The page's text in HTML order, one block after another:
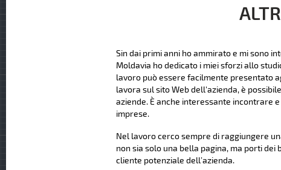
Sin dai primi anni ho ammirato e mi sono
Moldavia ho dedicato i miei sforzi allo
lavoro può essere facilmente presentato
lavora sul sito Web dell'azienda, è
aziende. È anche interessante incontrare
imprese.
Nel lavoro cerco sempre di raggiungere
non sia solo una bella pagina, ma porti
cliente potenziale dell’azienda.